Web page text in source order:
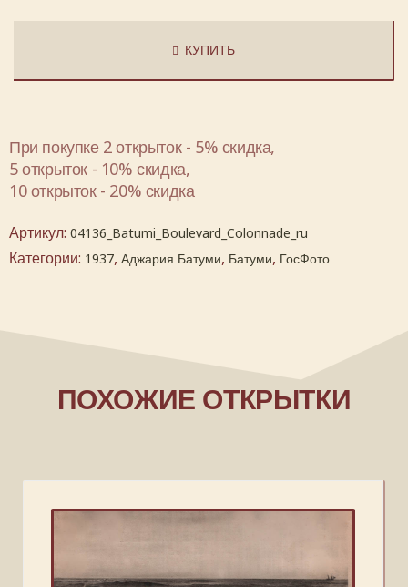
КУПИТЬ
При покупке 2 открыток - 5% скидка,
5 открыток - 10% скидка,
10 открыток - 20% скидка
Артикул: 04136_Batumi_Boulevard_Colonnade_ru
Категории: 1937, Аджария Батуми, Батуми, ГосФото
ПОХОЖИЕ ОТКРЫТКИ